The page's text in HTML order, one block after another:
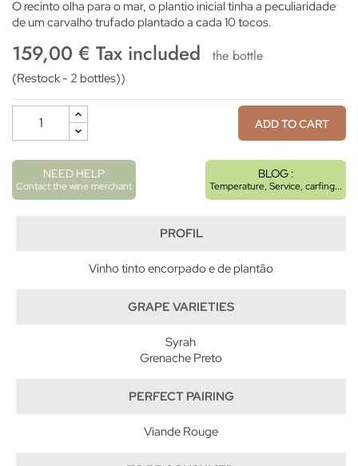
O recinto olha para o mar, o plantio inicial tinha a peculiaridade
de um carvalho trufado plantado a cada 10 tocos.
159,00 € Tax included the bottle
(Restock - 2 bottles))
PROFIL
Vinho tinto encorpado e de plantão
GRAPE VARIETIES
Syrah
Grenache Preto
PERFECT PAIRING
Viande Rouge
ADD TO CART
NEED HELP
Contact the wine merchant
BLOG :
Temperature, Service, carfing...